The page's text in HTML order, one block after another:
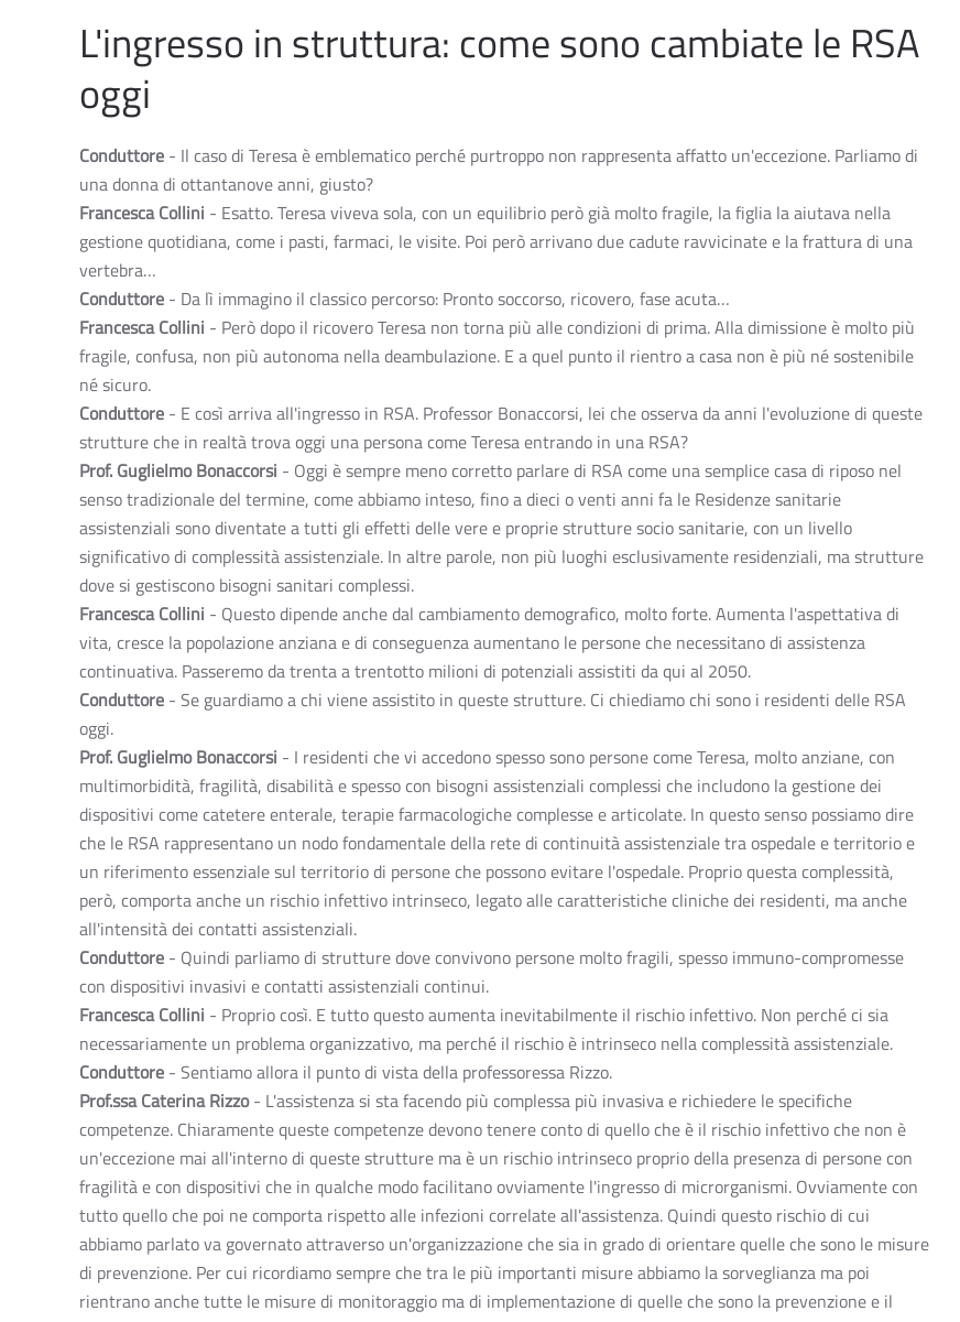
L'ingresso in struttura: come sono cambiate le RSA
oggi
Conduttore - Il caso di Teresa è emblematico perché purtroppo non rappresenta affatto un'eccezione. Parliamo di
una donna di ottantanove anni, giusto?
Francesca Collini - Esatto. Teresa viveva sola, con un equilibrio però già molto fragile, la figlia la aiutava nella
gestione quotidiana, come i pasti, farmaci, le visite. Poi però arrivano due cadute ravvicinate e la frattura di una
vertebra…
Conduttore - Da lì immagino il classico percorso: Pronto soccorso, ricovero, fase acuta…
Francesca Collini - Però dopo il ricovero Teresa non torna più alle condizioni di prima. Alla dimissione è molto più
fragile, confusa, non più autonoma nella deambulazione. E a quel punto il rientro a casa non è più né sostenibile
né sicuro.
Conduttore - E così arriva all'ingresso in RSA. Professor Bonaccorsi, lei che osserva da anni l'evoluzione di queste
strutture che in realtà trova oggi una persona come Teresa entrando in una RSA?
Prof. Guglielmo Bonaccorsi - Oggi è sempre meno corretto parlare di RSA come una semplice casa di riposo nel
senso tradizionale del termine, come abbiamo inteso, fino a dieci o venti anni fa le Residenze sanitarie
assistenziali sono diventate a tutti gli effetti delle vere e proprie strutture socio sanitarie, con un livello
significativo di complessità assistenziale. In altre parole, non più luoghi esclusivamente residenziali, ma strutture
dove si gestiscono bisogni sanitari complessi.
Francesca Collini - Questo dipende anche dal cambiamento demografico, molto forte. Aumenta l'aspettativa di
vita, cresce la popolazione anziana e di conseguenza aumentano le persone che necessitano di assistenza
continuativa. Passeremo da trenta a trentotto milioni di potenziali assistiti da qui al 2050.
Conduttore - Se guardiamo a chi viene assistito in queste strutture. Ci chiediamo chi sono i residenti delle RSA
oggi.
Prof. Guglielmo Bonaccorsi - I residenti che vi accedono spesso sono persone come Teresa, molto anziane, con
multimorbidità, fragilità, disabilità e spesso con bisogni assistenziali complessi che includono la gestione dei
dispositivi come catetere enterale, terapie farmacologiche complesse e articolate. In questo senso possiamo dire
che le RSA rappresentano un nodo fondamentale della rete di continuità assistenziale tra ospedale e territorio e
un riferimento essenziale sul territorio di persone che possono evitare l'ospedale. Proprio questa complessità,
però, comporta anche un rischio infettivo intrinseco, legato alle caratteristiche cliniche dei residenti, ma anche
all'intensità dei contatti assistenziali.
Conduttore - Quindi parliamo di strutture dove convivono persone molto fragili, spesso immuno-compromesse
con dispositivi invasivi e contatti assistenziali continui.
Francesca Collini - Proprio così. E tutto questo aumenta inevitabilmente il rischio infettivo. Non perché ci sia
necessariamente un problema organizzativo, ma perché il rischio è intrinseco nella complessità assistenziale.
Conduttore - Sentiamo allora il punto di vista della professoressa Rizzo.
Prof.ssa Caterina Rizzo- L'assistenza si sta facendo più complessa più invasiva e richiedere le specifiche
competenze. Chiaramente queste competenze devono tenere conto di quello che è il rischio infettivo che non è
un'eccezione mai all'interno di queste strutture ma è un rischio intrinseco proprio della presenza di persone con
fragilità e con dispositivi che in qualche modo facilitano ovviamente l'ingresso di microrganismi. Ovviamente con
tutto quello che poi ne comporta rispetto alle infezioni correlate all'assistenza. Quindi questo rischio di cui
abbiamo parlato va governato attraverso un'organizzazione che sia in grado di orientare quelle che sono le misure
di prevenzione. Per cui ricordiamo sempre che tra le più importanti misure abbiamo la sorveglianza ma poi
rientrano anche tutte le misure di monitoraggio ma di implementazione di quelle che sono la prevenzione e il